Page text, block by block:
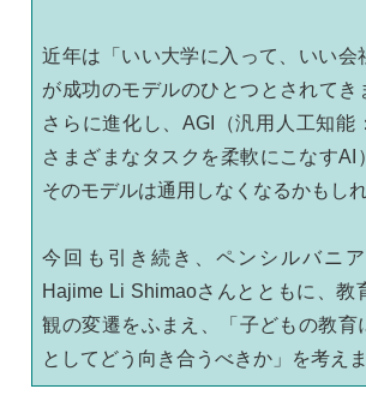
近年は「いい大学に入って、いい会
が成功のモデルのひとつとされてき
さらに進化し、AGI（汎用人工知能
さまざまなタスクを柔軟にこなすAI
そのモデルは通用しなくなるかもしれ
今回も引き続き、ペンシルバニ
Hajime Li Shimaoさんとともに、教
観の変遷をふまえ、「子どもの教育
としてどう向き合うべきか」を考えま